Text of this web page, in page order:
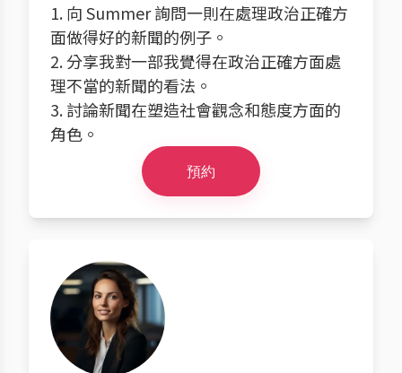
1. 向 Summer 詢問一則在處理政治正確方
面做得好的新聞的例子。
2. 分享我對一部我覺得在政治正確方面處
理不當的新聞的看法。
3. 討論新聞在塑造社會觀念和態度方面的
角色。
預約